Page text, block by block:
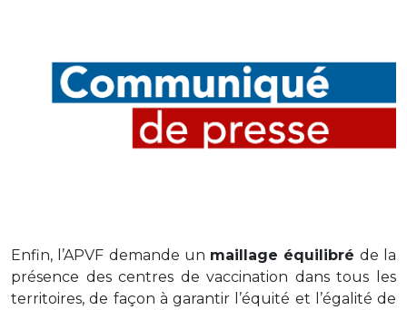
Enfin, l’APVF demande un maillage équilibré de la
présence des centres de vaccination dans tous les
territoires, de façon à garantir l’équité et l’égalité de